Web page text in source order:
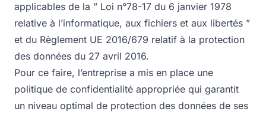
applicables de la ” Loi n°78-17 du 6 janvier 1978
relative à l’informatique, aux fichiers et aux libertés ”
et du Règlement UE 2016/679 relatif à la protection
des données du 27 avril 2016.
Pour ce faire, l’entreprise a mis en place une
politique de confidentialité appropriée qui garantit
un niveau optimal de protection des données de ses